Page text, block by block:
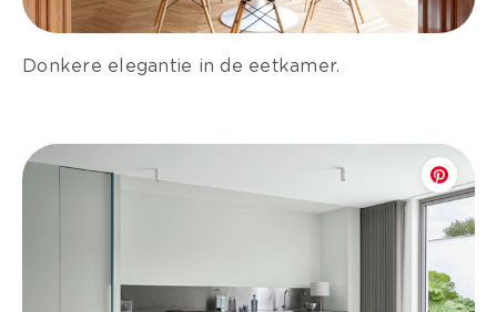
Donkere elegantie in de eetkamer.